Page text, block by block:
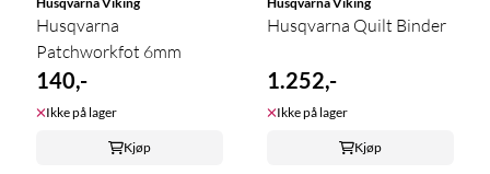
Husqvarna
Patchworkfot 6mm
140,-
Ikke på lager
Kjøp
Husqvarna Quilt Binder
1.252,-
Ikke på lager
Kjøp